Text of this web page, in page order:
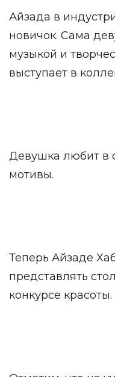
Айзада в
новичок. Сама
музыкой и
выступает в
Девушка любит в
мотивы.
Теперь Айзаде
представлять
конкурсе красоты.